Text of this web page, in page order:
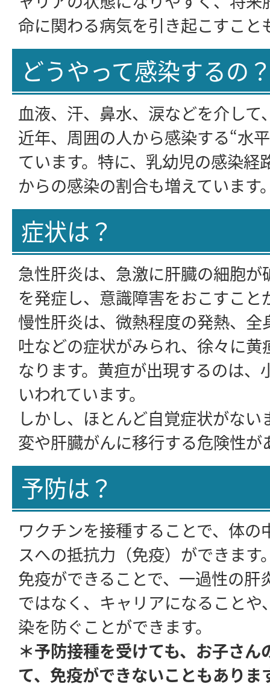
命に関わる病気を引き起こすこと
どうやって感染するの
血液、汗、鼻水、涙などを介して
近年、周囲の人から感染する“水
ています。特に、乳幼児の感染経
からの感染の割合も増えています
症状は？
急性肝炎は、急激に肝臓の細胞
を発症し、意識障害をおこすこと
慢性肝炎は、微熱程度の発熱、
吐などの症状がみられ、徐々に
なります。黄疸が出現するのは、
いわれています。
しかし、ほとんど自覚症状がな
変や肝臓がんに移行する危険性が
予防は？
ワクチンを接種することで、体の
スへの抵抗力（免疫）ができます
免疫ができることで、一過性の肝
ではなく、キャリアになること
染を防ぐことができます。
＊予防接種を受けても、お子さん
て、免疫ができないこともありま